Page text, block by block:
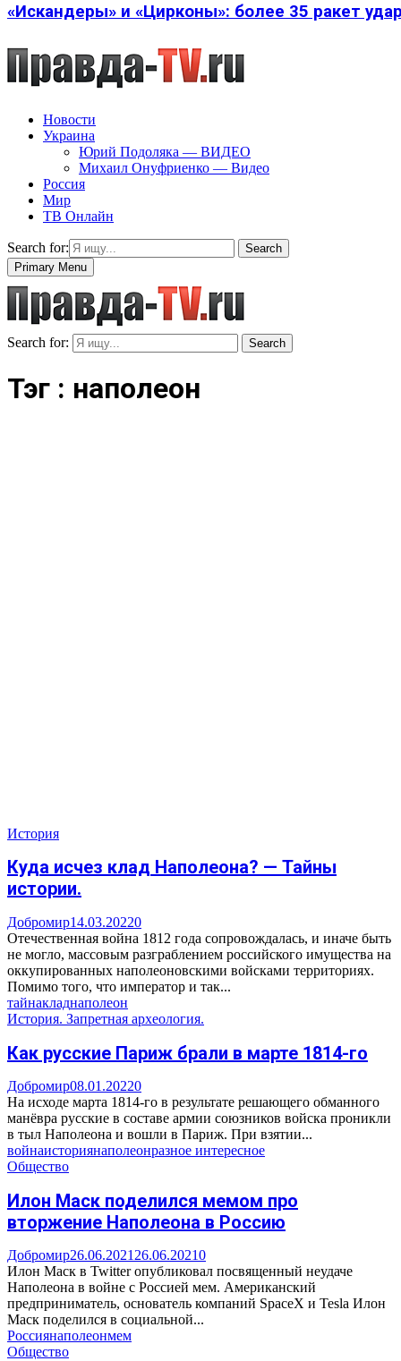
«Искандеры» и «Цирконы»: более 35 ракет
Новости
Украина
Юрий Подоляка — ВИДЕО
Михаил Онуфриенко — Видео
Россия
Мир
ТВ Онлайн
Search for:
Search
Primary Menu
Search for: Search
Тэг : наполеон
История
Куда исчез клад Наполеона? — Тайны
истории.
Добромир14.03.20220
Отечественная война 1812 года сопровождалась, и иначе быть
не могло, массовым разграблением российского имущества на
оккупированных наполеоновскими войсками территориях.
Помимо того, что император и так...
тайнакладнаполеон
История. Запретная археология.
Как русские Париж брали в марте 1814-го
Добромир08.01.20220
На исходе марта 1814-го в результате решающего обманного
манёвра русские в составе армии союзников войска проникли
в тыл Наполеона и вошли в Париж. При взятии...
войнаисториянаполеонразное интересное
Общество
Илон Маск поделился мемом про
вторжение Наполеона в Россию
Добромир26.06.202126.06.20210
Илон Маск в Twitter опубликовал посвященный неудаче
Наполеона в войне с Россией мем. Американский
предприниматель, основатель компаний SpaceX и Tesla Илон
Маск поделился в социальной...
Россиянаполеонмем
Общество